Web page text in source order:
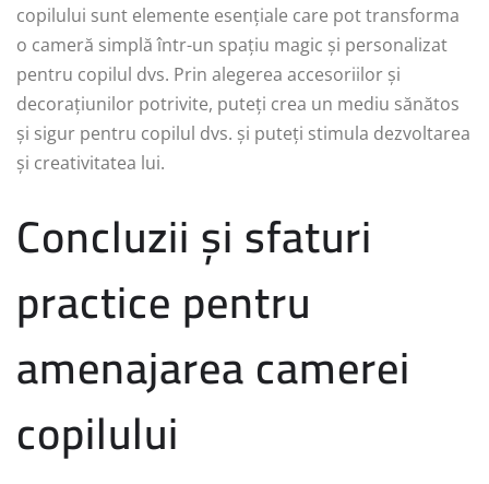
copilului sunt elemente esențiale care pot transforma
o cameră simplă într-un spațiu magic și personalizat
pentru copilul dvs. Prin alegerea accesoriilor și
decorațiunilor potrivite, puteți crea un mediu sănătos
și sigur pentru copilul dvs. și puteți stimula dezvoltarea
și creativitatea lui.
Concluzii și sfaturi
practice pentru
amenajarea camerei
copilului